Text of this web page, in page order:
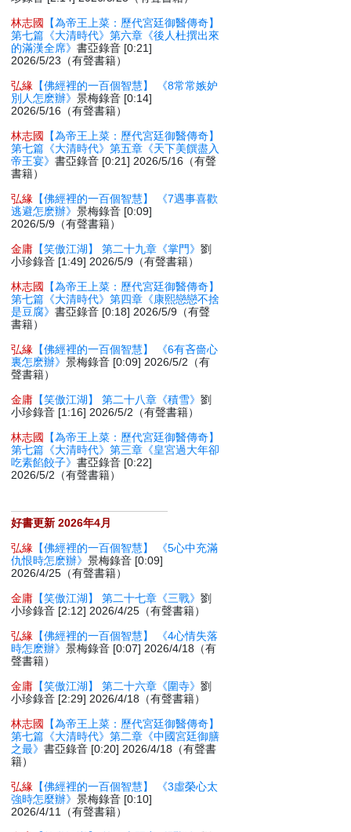
林志國
【為帝王上菜：歷代宮廷御醫傳奇】
第七篇《大清時代》第六章《後人杜撰出來
的滿漢全席》書亞錄音 [0:21]
2026/5/23（有聲書籍）
弘緣 【佛經裡的一百個智慧】 《8常常嫉妒
別人怎麽辦》景梅錄音 [0:14]
2026/5/16（有聲書籍）
林志國
【為帝王上菜：歷代宮廷御醫傳奇】
第七篇《大清時代》第五章《天下美饌盡入
帝王宴》書亞錄音 [0:21] 2026/5/16（有聲
書籍）
弘緣 【佛經裡的一百個智慧】 《7遇事喜歡
逃避怎麽辦》景梅錄音 [0:09]
2026/5/9（有聲書籍）
金庸 【笑傲江湖】 第二十九章《掌門》劉
小珍錄音 [1:49] 2026/5/9（有聲書籍）
林志國
【為帝王上菜：歷代宮廷御醫傳奇】
第七篇《大清時代》第四章《康熙戀戀不捨
是豆腐》書亞錄音 [0:18] 2026/5/9（有聲
書籍）
弘緣 【佛經裡的一百個智慧】 《6有吝嗇心
裏怎麽辦》景梅錄音 [0:09] 2026/5/2（有
聲書籍）
金庸 【笑傲江湖】 第二十八章《積雪》劉
小珍錄音 [1:16] 2026/5/2（有聲書籍）
林志國
【為帝王上菜：歷代宮廷御醫傳奇】
第七篇《大清時代》第三章《皇宮過大年卻
吃素餡餃子》書亞錄音 [0:22]
2026/5/2（有聲書籍）
好書更新 2026年4月
弘緣 【佛經裡的一百個智慧】 《5心中充滿
仇恨時怎麽辦》景梅錄音 [0:09]
2026/4/25（有聲書籍）
金庸 【笑傲江湖】 第二十七章《三戰》劉
小珍錄音 [2:12] 2026/4/25（有聲書籍）
弘緣 【佛經裡的一百個智慧】 《4心情失落
時怎麽辦》景梅錄音 [0:07] 2026/4/18（有
聲書籍）
金庸 【笑傲江湖】 第二十六章《圍寺》劉
小珍錄音 [2:29] 2026/4/18（有聲書籍）
林志國
【為帝王上菜：歷代宮廷御醫傳奇】
第七篇《大清時代》第二章《中國宮廷御膳
之最》書亞錄音 [0:20] 2026/4/18（有聲書
籍）
弘緣 【佛經裡的一百個智慧】 《3虛榮心太
強時怎麼辦》景梅錄音 [0:10]
2026/4/11（有聲書籍）